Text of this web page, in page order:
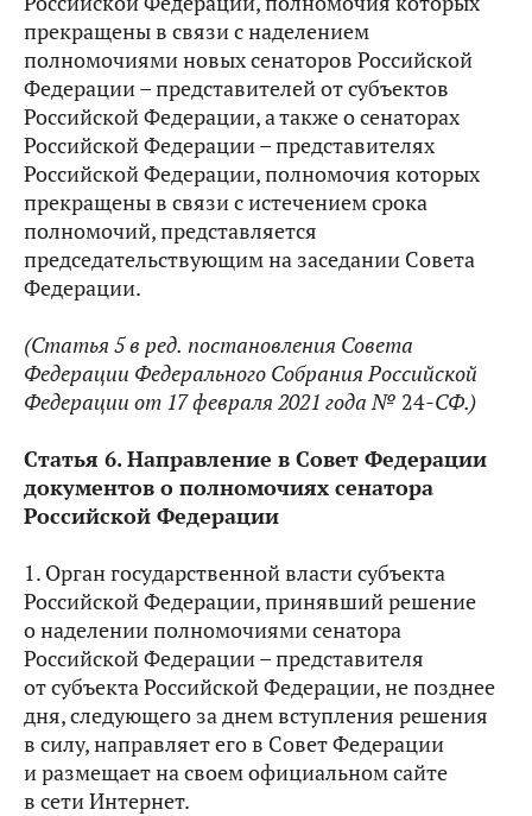
прекращены в связи с наделением
полномочиями новых сенаторов Российской
Федерации – представителей от субъектов
Российской Федерации, а также о сенаторах
Российской Федерации – представителях
Российской Федерации, полномочия которых
прекращены в связи с истечением срока
полномочий, представляется
председательствующим на заседании Совета
Федерации.
(Статья 5 в ред. постановления Совета
Федерации Федерального Собрания Российской
Федерации от 17 февраля 2021 года № 24-СФ.)
Статья 6. Направление в Совет Федерации
документов о полномочиях сенатора
Российской Федерации
1. Орган государственной власти субъекта
Российской Федерации, принявший решение
о наделении полномочиями сенатора
Российской Федерации – представителя
от субъекта Российской Федерации, не позднее
дня, следующего за днем вступления решения
в силу, направляет его в Совет Федерации
и размещает на своем официальном сайте
в сети Интернет.